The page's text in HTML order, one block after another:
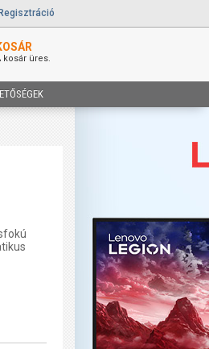
Regisztráció
kosár üres.